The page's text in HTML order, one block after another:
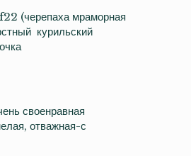
(черепаха мраморная
курильский
своенравная
отважная-с